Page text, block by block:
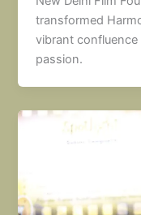
transformed
vibrant
passion.